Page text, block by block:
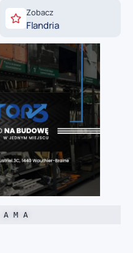
Zobacz
Flandria
M A